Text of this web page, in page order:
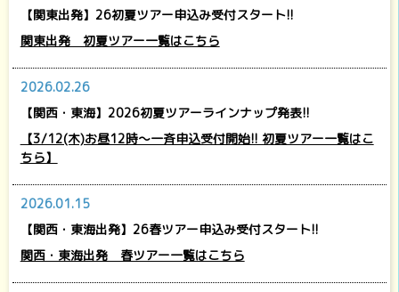
【関東出発】26初夏ツアー申込み受付スタート!!
関東出発 初夏ツアー一覧はこちら
2026.02.26
【関西・東海】2026初夏ツアーラインナップ発表!!
【3/12(木)お昼12時～一斉申込受付開始!! 初夏ツアー一覧はこ
ちら】
2026.01.15
【関西・東海出発】26春ツアー申込み受付スタート!!
関西・東海出発 春ツアー一覧はこちら